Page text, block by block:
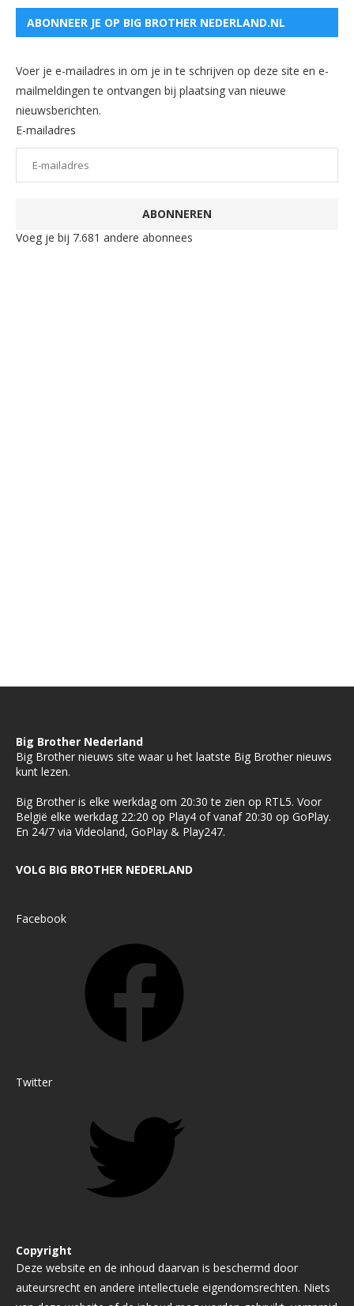
ABONNEER JE OP BIG BROTHER NEDERLAND.NL
Voer je e-mailadres in om je in te schrijven op deze site en e-
mailmeldingen te ontvangen bij plaatsing van nieuwe
nieuwsberichten.
E-mailadres
ABONNEREN
Voeg je bij 7.681 andere abonnees
Big Brother Nederland
Big Brother nieuws site waar u het laatste Big Brother nieuws
kunt lezen.
Big Brother is elke werkdag om 20:30 te zien op RTL5. Voor
België elke werkdag 22:20 op Play4 of vanaf 20:30 op GoPlay.
En 24/7 via Videoland, GoPlay & Play247.
VOLG BIG BROTHER NEDERLAND
Facebook
Twitter
Copyright
Deze website en de inhoud daarvan is beschermd door
auteursrecht en andere intellectuele eigendomsrechten. Niets